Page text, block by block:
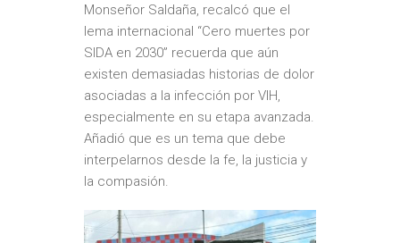
Monseñor Saldaña, recalcó que el
lema internacional “Cero muertes por
SIDA en 2030” recuerda que aún
existen demasiadas historias de dolor
asociadas a la infección por VIH,
especialmente en su etapa avanzada.
Añadió que es un tema que debe
interpelarnos desde la fe, la justicia y
la compasión.